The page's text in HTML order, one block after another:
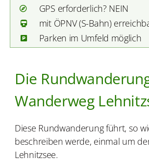
GPS erforderlich? NEIN
mit ÖPNV (S-Bahn)
Parken im Umfeld möglich
Die
Wanderweg
Diese Rundwanderung führt, so
beschreiben werde, einmal um
Lehnitzsee.